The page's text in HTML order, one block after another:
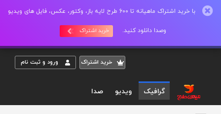
با خرید اشتراک ماهیانه تا 600 طرح لایه باز، وکتور، عکس، فایل های ویدیو
وصدا دانلود کنید. خرید اشتراک
خريد اشتراک ورود و ثبت نام
گرافیک ویدیو صدا